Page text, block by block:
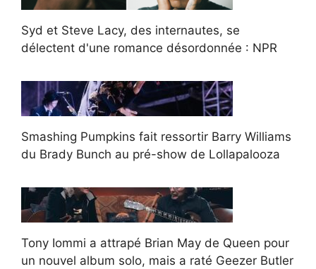
Syd et Steve Lacy, des internautes, se
délectent d'une romance désordonnée : NPR
Smashing Pumpkins fait ressortir Barry Williams
du Brady Bunch au pré-show de Lollapalooza
Tony Iommi a attrapé Brian May de Queen pour
un nouvel album solo, mais a raté Geezer Butler